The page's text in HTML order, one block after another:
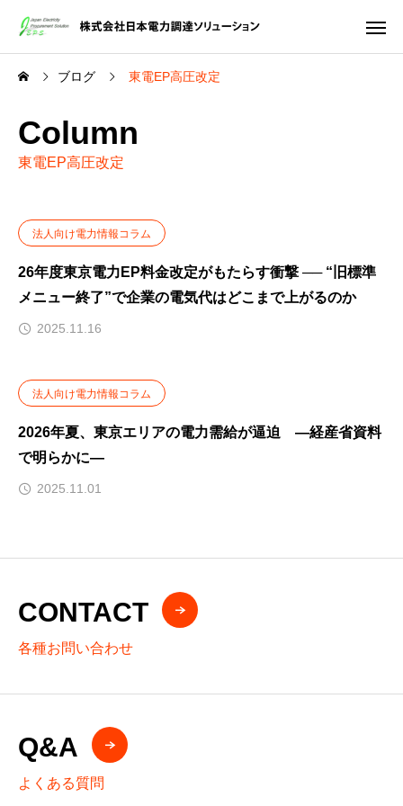
ブログ 東電EP高圧改定
Column
東電EP高圧改定
法人向け電力情報コラム
26年度東京電力EP料金改定がもたらす衝撃 ── “旧標準
メニュー終了”で企業の電気代はどこまで上がるのか
2025.11.16
法人向け電力情報コラム
2026年夏、東京エリアの電力需給が逼迫 ―経産省資料
で明らかに―
2025.11.01
CONTACT
各種お問い合わせ
Q&A
よくある質問